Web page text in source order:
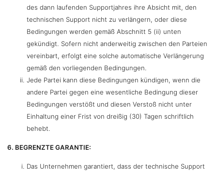
des dann laufenden Supportjahres ihre Absicht mit, den
technischen Support nicht zu verlängern, oder diese
Bedingungen werden gemäß Abschnitt 5 (ii) unten
gekündigt. Sofern nicht anderweitig zwischen den Parteien
vereinbart, erfolgt eine solche automatische Verlängerung
gemäß den vorliegenden Bedingungen.
Jede Partei kann diese Bedingungen kündigen, wenn die
andere Partei gegen eine wesentliche Bedingung dieser
Bedingungen verstößt und diesen Verstoß nicht unter
Einhaltung einer Frist von dreißig (30) Tagen schriftlich
behebt.
6. BEGRENZTE GARANTIE:
Das Unternehmen garantiert, dass der technische Support